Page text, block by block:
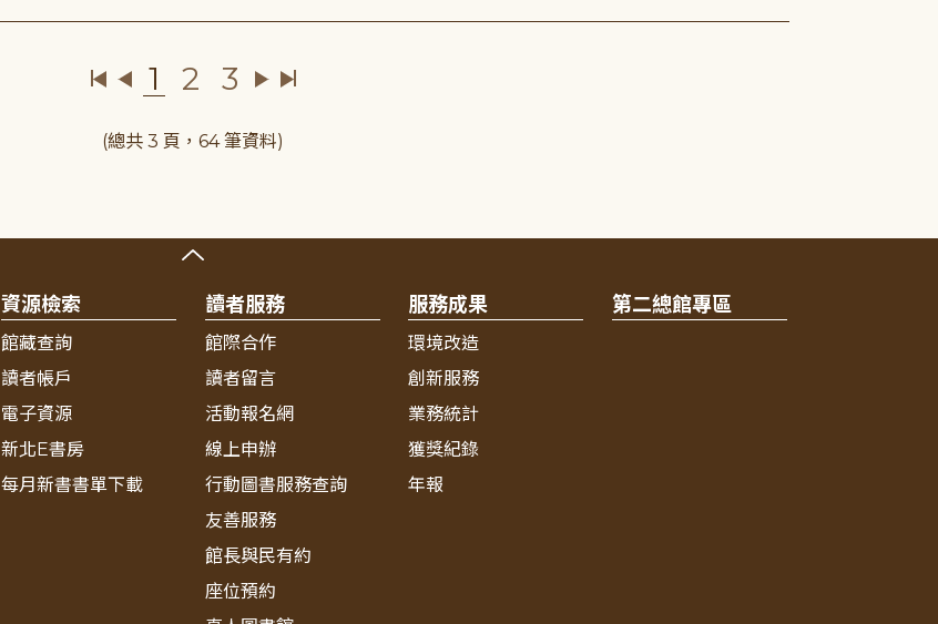
1 2 3
(總共 3 頁，64 筆資料)
資源檢索
館藏查詢
讀者帳戶
電子資源
新北E書房
每月新書書單下載
讀者服務
館際合作
讀者留言
活動報名網
線上申辦
行動圖書服務查詢
友善服務
館長與民有約
座位預約
服務成果
環境改造
創新服務
業務統計
獲獎紀錄
年報
第二總館專區